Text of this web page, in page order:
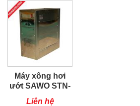
Máy xông hơi
ướt SAWO STN-
Liên hệ